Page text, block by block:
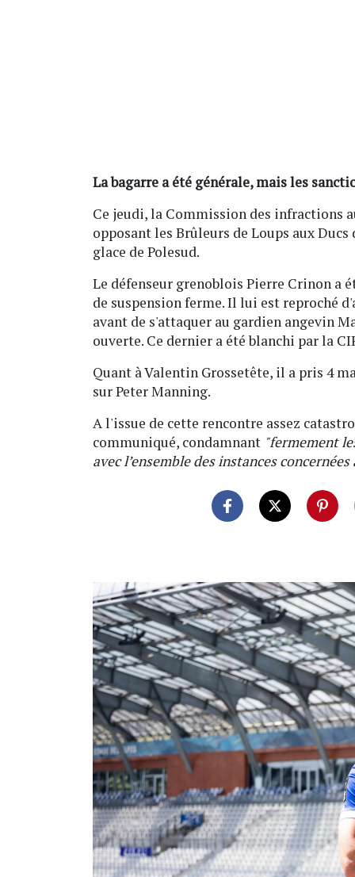
La bagarre a été générale, mais les
Ce jeudi, la Commission des infractions
opposant les Brûleurs de Loups aux
glace de Polesud.
Le défenseur grenoblois Pierre Crinon a
de suspension ferme. Il lui est reproché
avant de s'attaquer au gardien angevin
ouverte. Ce dernier a été blanchi par la
Quant à Valentin Grossetête, il a pris 4
sur Peter Manning.
A l'issue de cette rencontre assez
communiqué, condamnant "fermement
avec l’ensemble des instances